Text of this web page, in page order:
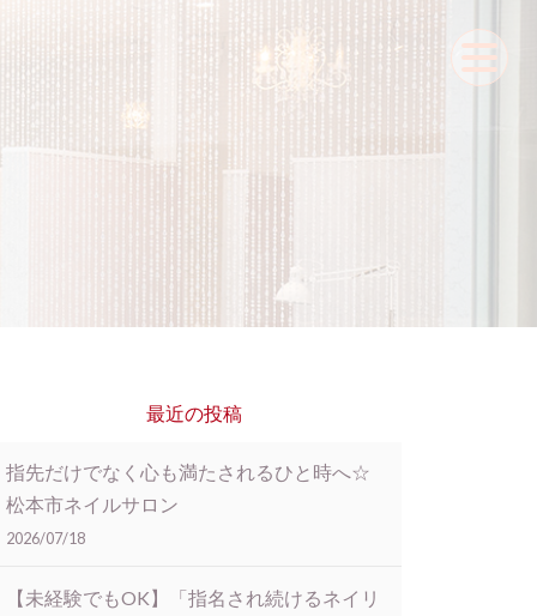
最近の投稿
指先だけでなく心も満たされるひと時へ☆
松本市ネイルサロン
2026/07/18
【未経験でもOK】「指名され続けるネイリ